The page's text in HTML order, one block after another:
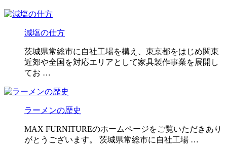
減塩の仕方
茨城県常総市に自社工場を構え、東京都をはじめ関東
近郊や全国を対応エリアとして家具製作事業を展開し
てお …
ラーメンの歴史
MAX FURNITUREのホームページをご覧いただきあり
がとうございます。 茨城県常総市に自社工場 …